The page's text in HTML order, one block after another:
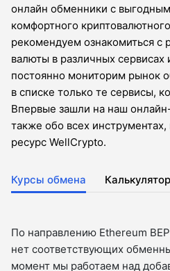
онлайн обменники с
комфортного
рекомендуем ознакомиться с
валюты в различных
постоянно мониторим рынок
в списке только те сервисы,
Впервые зашли на наш
также обо всех
ресурс WellCrypto.
Курсы обмена Калькулятор
По направлению Ethereum
нет соответствующих
момент мы работаем над